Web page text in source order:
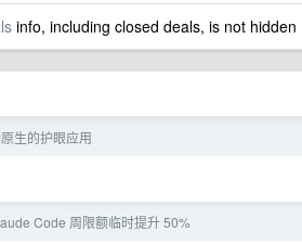
info, including closed deals, is not hidden
生的护眼应用
Code 周限额临时提升 50%